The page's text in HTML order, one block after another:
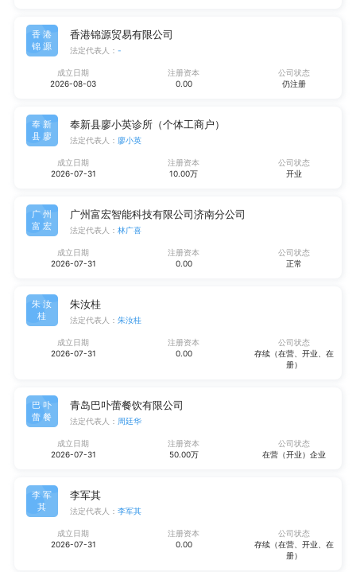
香港
锦源
香港锦源贸易有限公司
法定代表人： -
成立日期
2026-08-03
注册资本
0.00
公司状态
仍注册
奉新
县廖
奉新县廖小英诊所（个体工商户）
法定代表人： 廖小英
成立日期
2026-07-31
注册资本
10.00万
公司状态
开业
广州
富宏
广州富宏智能科技有限公司济南分公司
法定代表人： 林广喜
成立日期
2026-07-31
注册资本
0.00
公司状态
正常
朱汝
桂
朱汝桂
法定代表人： 朱汝桂
成立日期
2026-07-31
注册资本
0.00
公司状态
存续（在营、开业、在
册）
巴卟
蕾餐
青岛巴卟蕾餐饮有限公司
法定代表人： 周廷华
成立日期
2026-07-31
注册资本
50.00万
公司状态
在营（开业）企业
李军
其
李军其
法定代表人： 李军其
成立日期
2026-07-31
注册资本
0.00
公司状态
存续（在营、开业、在
册）